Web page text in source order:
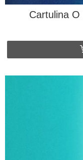
Cartulina